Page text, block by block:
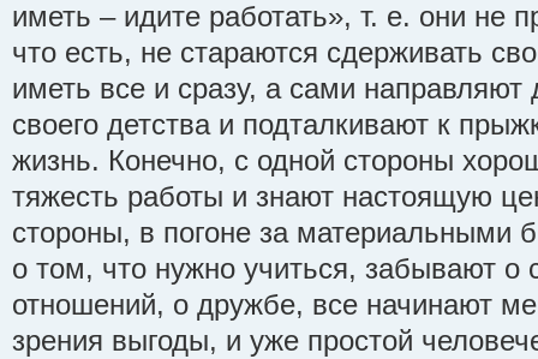
иметь – идите работать», т. е. они не
что есть, не стараются сдерживать
иметь все и сразу, а сами направляют
своего детства и подталкивают к
жизнь. Конечно, с одной стороны
тяжесть работы и знают настоящую
стороны, в погоне за материальными
о том, что нужно учиться, забывают о
отношений, о дружбе, все начинают
зрения выгоды, и уже простой